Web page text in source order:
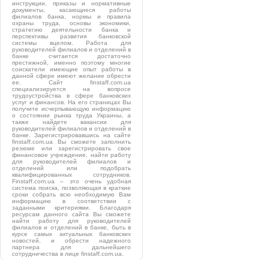
инструкции, приказы и нормативные
документы, касающиеся работы
филиалов банка, нормы и правила
охраны труда, основы экономики,
стратегию деятельности банка и
перспективы развития банковской
системы вцелом. Работа для
руководителей филиалов и отделений в
банке считается достаточно
престижной, именно поэтому многие
соискатели имеющие опыт работы в
данной сфере имеют желание обрести
ее. Сайт finstaff.com.ua
специализируется на вопросе
трудоустройства в сфере банковских
услуг и финансов. На его страницах Вы
получите исчерпывающую информацию
о состоянии рынка труда Украины, а
также найдете вакансии для
руководителей филиалов и отделений в
банке. Зарегистрировавшись на сайте
finstaff.com.ua Вы сможете заполнить
резюме или зарегистрировать свое
финансовое учреждение, найти работу
для руководителей филиалов и
отделений или подобрать
квалифицированных сотрудников.
Finstaff.com.ua – это очень удобная
система поиска, позволяющая в краткие
сроки собрать всю необходимую Вам
информацию в соответствии с
заданными критериями. Благодаря
ресурсам данного сайта Вы сможете
найти работу для руководителей
филиалов и отделений в банке, быть в
курсе самых актуальных банковских
новостей, и обрести надежного
партнера для дальнейшего
сотрудничества в лице finstaff.com.ua.